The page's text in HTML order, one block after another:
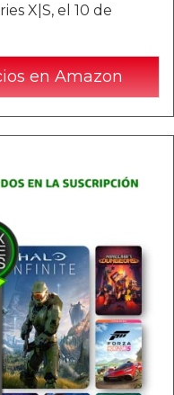
X|S, el 10 de
en Amazon